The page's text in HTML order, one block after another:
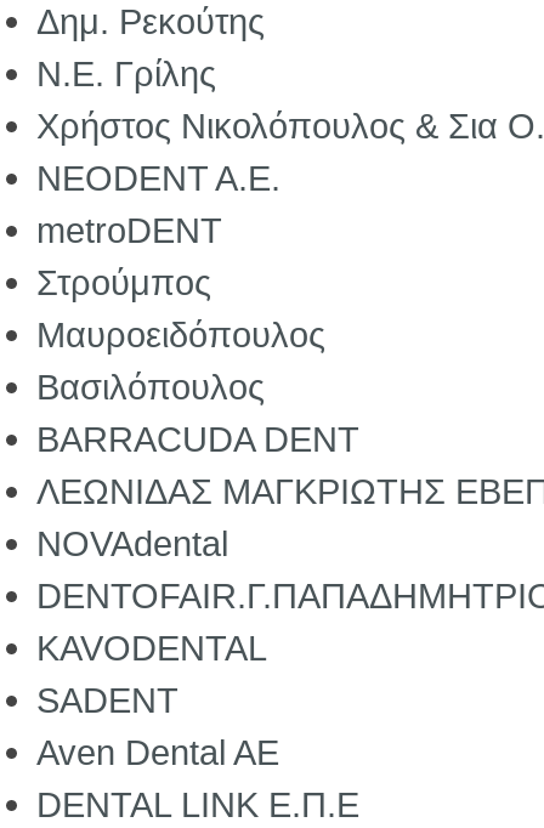
Δημ. Ρεκούτης
Ν.Ε. Γρίλης
Χρήστος Νικολόπουλος & Σια
ΝΕΟDΕΝΤ Α.Ε.
metroDΕΝΤ
Στρούμπος
Μαυροειδόπουλος
Βασιλόπουλος
BARRACUDA DΕΝΤ
ΛΕΩΝΙΔΑΣ ΜΑΓΚΡΙΩΤΗΣ
NOVAdental
ΚAVODENTAL
SADENT
Aven Dental AE
DENTAL LINK E.Π.Ε